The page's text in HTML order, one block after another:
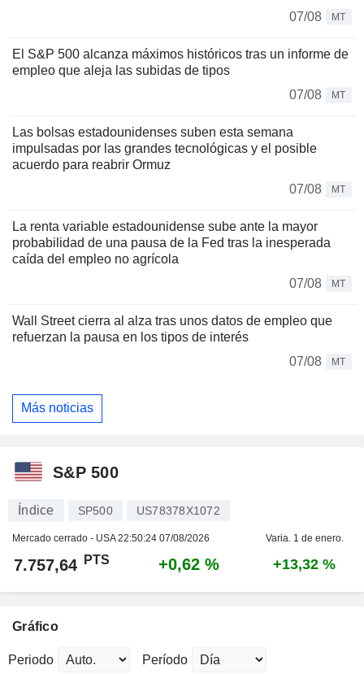
07/08
MT
El S&P 500 alcanza máximos históricos tras un informe de
empleo que aleja las subidas de tipos
07/08
MT
Las bolsas estadounidenses suben esta semana
impulsadas por las grandes tecnológicas y el posible
acuerdo para reabrir Ormuz
07/08
MT
La renta variable estadounidense sube ante la mayor
probabilidad de una pausa de la Fed tras la inesperada
caída del empleo no agrícola
07/08
MT
Wall Street cierra al alza tras unos datos de empleo que
refuerzan la pausa en los tipos de interés
07/08
MT
Más noticias
S&P 500
Índice SP500 US78378X1072
Mercado cerrado - USA22:50:24 07/08/2026 Varia. 1 de enero.
7.757,64 PTS +0,62 % +13,32 %
Gráfico
Periodo Período